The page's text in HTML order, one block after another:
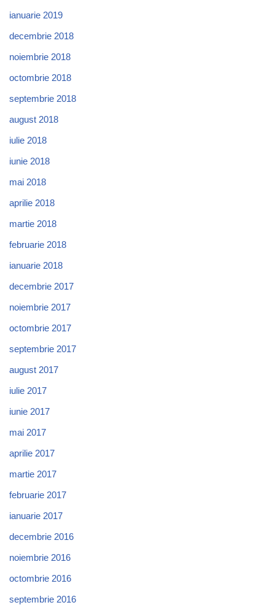
ianuarie 2019
decembrie 2018
noiembrie 2018
octombrie 2018
septembrie 2018
august 2018
iulie 2018
iunie 2018
mai 2018
aprilie 2018
martie 2018
februarie 2018
ianuarie 2018
decembrie 2017
noiembrie 2017
octombrie 2017
septembrie 2017
august 2017
iulie 2017
iunie 2017
mai 2017
aprilie 2017
martie 2017
februarie 2017
ianuarie 2017
decembrie 2016
noiembrie 2016
octombrie 2016
septembrie 2016